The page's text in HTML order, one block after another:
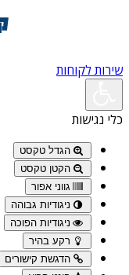
שירות לקוחות
כלי נגישות
הגדל טקסט
הקטן טקסט
גווני אפור
ניגודיות גבוהה
ניגודיות הפוכה
רקע בהיר
הדגשת קישורים